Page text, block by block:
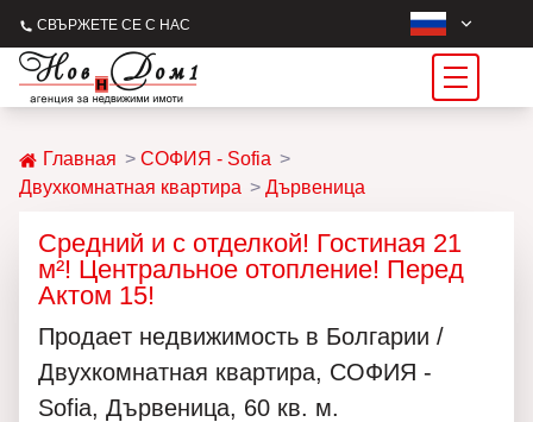
СВЪРЖЕТЕ СЕ С НАС
Главная
СОФИЯ - Sofia
Двухкомнатная квартира
Дървеница
Средний и с отделкой! Гостиная 21
м²! Центральное отопление! Перед
Актом 15!
Продаeт недвижимость в Болгарии /
Двухкомнатная квартира, СОФИЯ -
Sofia, Дървеница, 60 кв. м.